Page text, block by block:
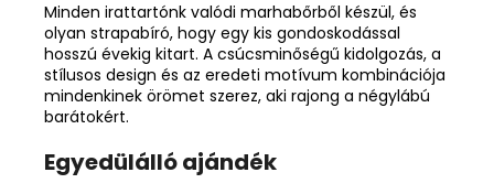
Minden irattartónk valódi marhabőrből készül, és
olyan strapabíró, hogy egy kis gondoskodással
hosszú évekig kitart. A csúcsminőségű kidolgozás, a
stílusos design és az eredeti motívum kombinációja
mindenkinek örömet szerez, aki rajong a négylábú
barátokért.
Egyedülálló ajándék